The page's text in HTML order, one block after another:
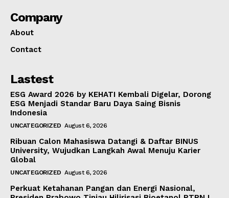
Company
About
Contact
Lastest
ESG Award 2026 by KEHATI Kembali Digelar, Dorong
ESG Menjadi Standar Baru Daya Saing Bisnis
Indonesia
UNCATEGORIZED August 6, 2026
Ribuan Calon Mahasiswa Datangi & Daftar BINUS
University, Wujudkan Langkah Awal Menuju Karier
Global
UNCATEGORIZED August 6, 2026
Perkuat Ketahanan Pangan dan Energi Nasional,